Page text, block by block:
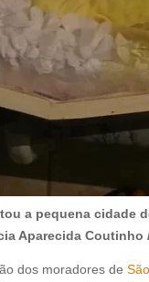
a pequena cidade
Aparecida Coutinho
dos moradores de